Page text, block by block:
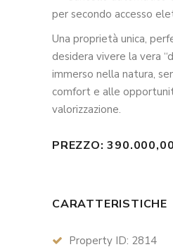
per secondo accesso
Una proprietà unica,
desidera vivere la vera
immerso nella natura,
comfort e alle
valorizzazione.
PREZZO:
CARATTERISTICHE
Property ID: 2814